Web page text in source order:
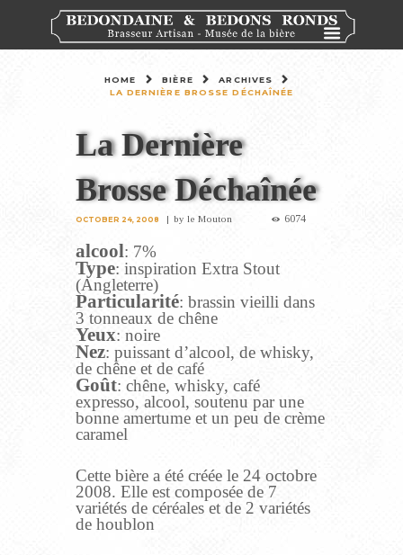
HOME BIÈRE
ARCHIVES
LA DERNIÈRE BROSSE DÉCHAÎNÉE
La Dernière
Brosse Déchaînée
OCTOBER 24, 2008 byle Mouton 6074
alcool: 7%
Type: inspiration Extra Stout
(Angleterre)
Particularité: brassin vieilli dans
3 tonneaux de chêne
Yeux: noire
Nez: puissant d’alcool, de whisky,
de chêne et de café
Goût: chêne, whisky, café
expresso, alcool, soutenu par une
bonne amertume et un peu de crème
caramel
Cette bière a été créée le 24 octobre
2008. Elle est composée de 7
variétés de céréales et de 2 variétés
de houblon